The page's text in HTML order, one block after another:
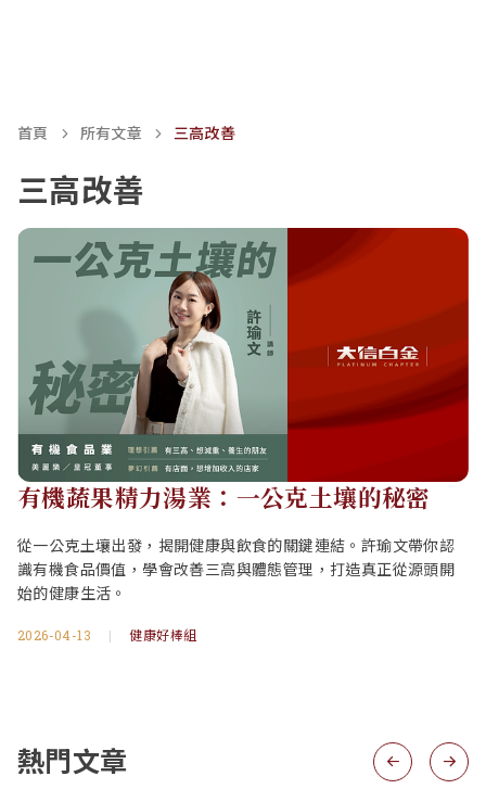
首頁 所有文章 三高改善
三高改善
有機蔬果精力湯業：一公克土壤的秘密
從一公克土壤出發，揭開健康與飲食的關鍵連結。許瑜文帶你認
識有機食品價值，學會改善三高與體態管理，打造真正從源頭開
始的健康生活。
2026-04-13 | 健康好棒組
熱門文章